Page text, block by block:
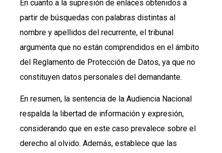
En cuanto a la supresión de enlaces obtenidos a
partir de búsquedas con palabras distintas al
nombre y apellidos del recurrente, el tribunal
argumenta que no están comprendidos en el ámbito
del Reglamento de Protección de Datos, ya que no
constituyen datos personales del demandante.
En resumen, la sentencia de la Audiencia Nacional
respalda la libertad de información y expresión,
considerando que en este caso prevalece sobre el
derecho al olvido. Además, establece que las